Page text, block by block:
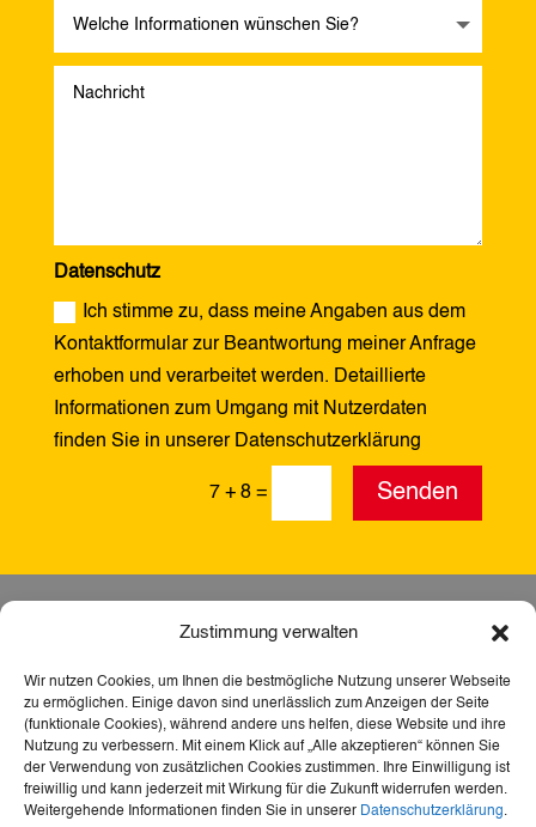
Zustimmung verwalten
Wir nutzen Cookies, um Ihnen die bestmögliche Nutzung unserer Webseite
zu ermöglichen. Einige davon sind unerlässlich zum Anzeigen der Seite
(funktionale Cookies), während andere uns helfen, diese Website und ihre
Nutzung zu verbessern. Mit einem Klick auf „Alle akzeptieren“ können Sie
der Verwendung von zusätzlichen Cookies zustimmen. Ihre Einwilligung ist
freiwillig und kann jederzeit mit Wirkung für die Zukunft widerrufen werden.
Weitergehende Informationen finden Sie in unserer Datenschutzerklärung.
Datenschutz
Ich stimme zu, dass meine Angaben aus dem
Kontaktformular zur Beantwortung meiner Anfrage
erhoben und verarbeitet werden. Detaillierte
Informationen zum Umgang mit Nutzerdaten
finden Sie in unserer Datenschutzerklärung
7 + 8 = Senden